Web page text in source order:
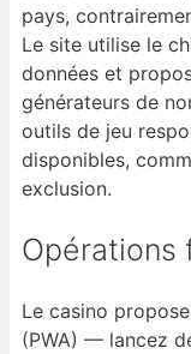
pays,
Le site utilise le
données et
générateurs de
outils de jeu
disponibles,
exclusion.
Opérations
Le casino
(PWA) — lancez